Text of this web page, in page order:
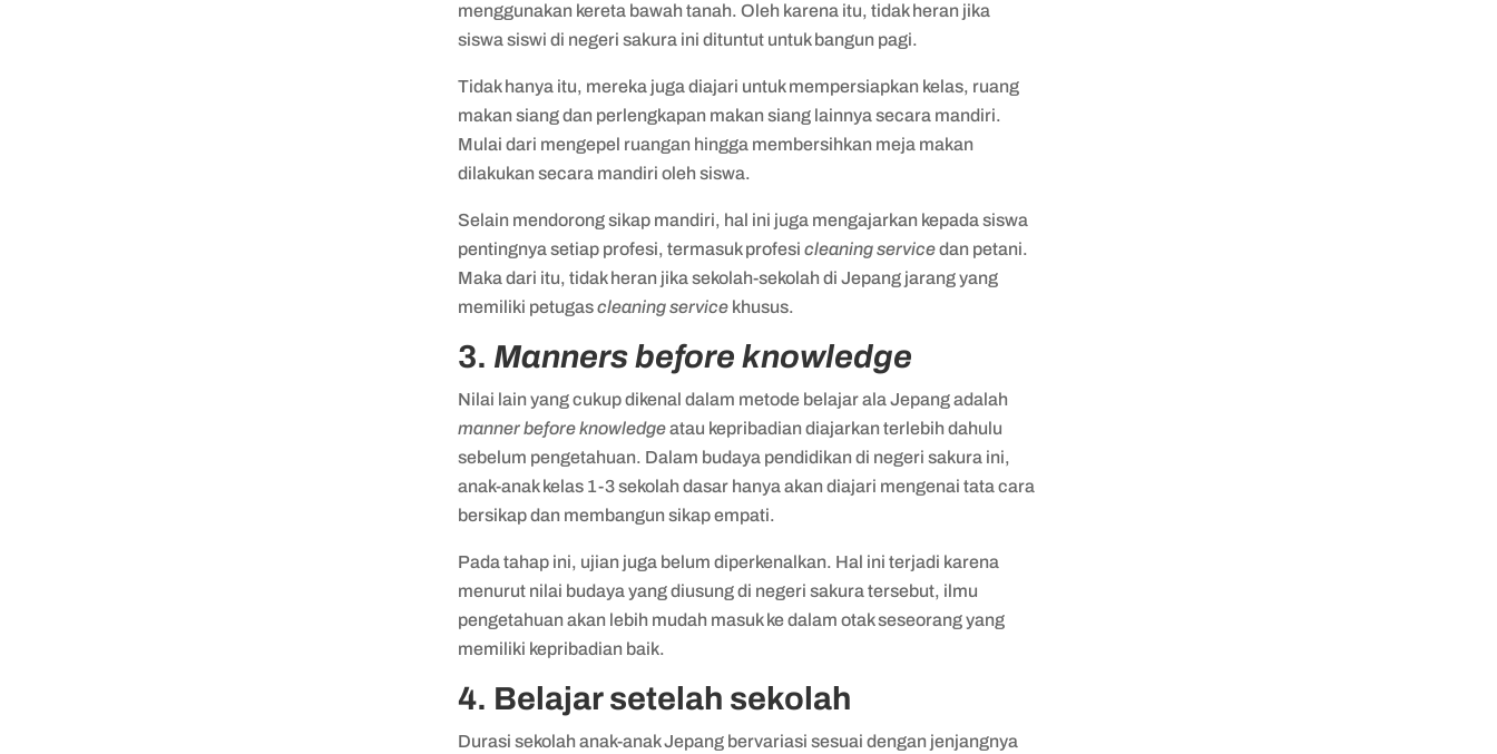
menggunakan kereta bawah tanah. Oleh karena itu, tidak heran jika
siswa siswi di negeri sakura ini dituntut untuk bangun pagi.
Tidak hanya itu, mereka juga diajari untuk mempersiapkan kelas, ruang
makan siang dan perlengkapan makan siang lainnya secara mandiri.
Mulai dari mengepel ruangan hingga membersihkan meja makan
dilakukan secara mandiri oleh siswa.
Selain mendorong sikap mandiri, hal ini juga mengajarkan kepada siswa
pentingnya setiap profesi, termasuk profesicleaning servicedan petani.
Maka dari itu, tidak heran jika sekolah-sekolah di Jepang jarang yang
memiliki petugascleaning service khusus.
3. Manners before knowledge
Nilai lain yang cukup dikenal dalam metode belajar ala Jepang adalah
manner before knowledgeatau kepribadian diajarkan terlebih dahulu
sebelum pengetahuan. Dalam budaya pendidikan di negeri sakura ini,
anak-anak kelas 1-3 sekolah dasar hanya akan diajari mengenai tata cara
bersikap dan membangun sikap empati.
Pada tahap ini, ujian juga belum diperkenalkan. Hal ini terjadi karena
menurut nilai budaya yang diusung di negeri sakura tersebut, ilmu
pengetahuan akan lebih mudah masuk ke dalam otak seseorang yang
memiliki kepribadian baik.
4. Belajar setelah sekolah
Durasi sekolah anak-anak Jepang bervariasi sesuai dengan jenjangnya